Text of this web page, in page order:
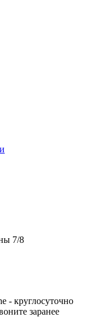
7/8
- круглосуточно
заранее